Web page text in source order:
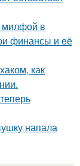
милфой в
финансы и её
как
напала